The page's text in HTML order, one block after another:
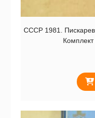
СССР 1981.
Комплект